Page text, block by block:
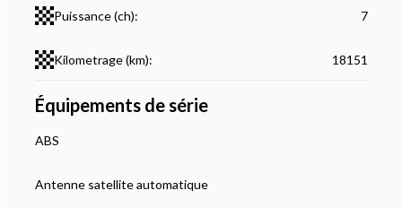
Puissance (ch): 7
Kilometrage (km): 18151
Équipements de série
ABS
Antenne satellite automatique